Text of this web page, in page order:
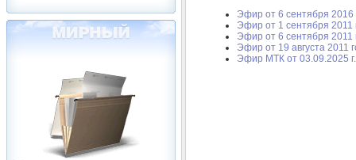
Эфир от 6 сентября 2016
Эфир от 1 сентября 2011
Эфир от 6 сентября 2011
Эфир от 19 августа 2011
Эфир МТК от 03.09.2025 г.